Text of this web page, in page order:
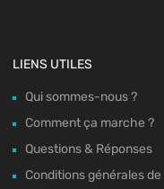
LIENS UTILES
Qui sommes-nous ?
Comment ça marche ?
Questions & Réponses
Conditions générales